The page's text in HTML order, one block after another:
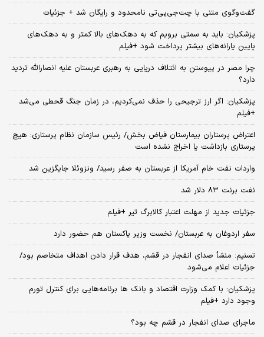
گفت‌وگوی متنی با چت‌جی‌پی‌تی نامحدود و رایگان شد + جزئیات
پزشکیان: باید به سمتی برویم که به دهک‌های بالا کمتر و به دهک‌های
پایین یارانه‌های بیشتر پرداخت شود +فیلم
چرا مصر در پیوستن به ائتلاف دریایی به رهبری عربستان علیه انصارالله تردید
دارد؟
پزشکیان: اگر ارز ترجیحی را حذف نمی‌کردیم، در زمان جنگ قحطی می‌شد
+فیلم
اعتراض پرستاران بیمارستان فیاض بخش/ رئیس سازمان نظام پرستاری: هیچ
پرستاری بازداشت یا اخراج نشده است
واردات نفت خام آمریکا از عربستان به صفر رسید/ ونزوئلا جایگزین شد
نفت برنت ۸۳ دلار شد
جزئیات جدید از مهلت اعتبار کالابرگ تیر +فیلم
سفر اردوغان به عربستان/ نخست وزیر پاکستان هم حضور دارد
تسنیم: منشأ صدای انفجار در قشم، هدف قرار دادن اهداف متخاصم بود/
جزئیات اعلام می‌شود
پزشکیان: با کمک وزارت اقتصاد و بانک ها برنامه‌هایی برای کنترل تورم
وجود دارد +فیلم
ماجرای صدای انفجار در قشم چه بود؟